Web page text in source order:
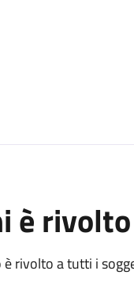
è rivolto
è rivolto a tutti i